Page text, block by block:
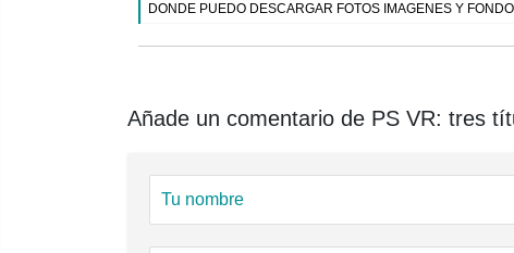
DONDE PUEDO DESCARGAR FOTOS IMAGENES Y
Añade un comentario de PS VR: tres